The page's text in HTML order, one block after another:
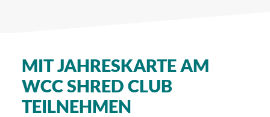
MIT JAHRESKARTE AM
WCC SHRED CLUB
TEILNEHMEN